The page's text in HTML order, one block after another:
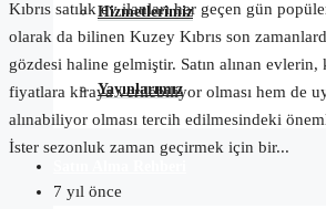
Hizmetlerimiz
Yayınlarımız
Kıbrıs satılık ev ilanları her geçen gün
olarak da bilinen Kuzey Kıbrıs son
gözdesi haline gelmiştir. Satın alınan
fiyatlara kiraya verilebiliyor olması hem de
alınabiliyor olması tercih edilmesindeki
İster sezonluk zaman geçirmek için bir...
7 yıl önce